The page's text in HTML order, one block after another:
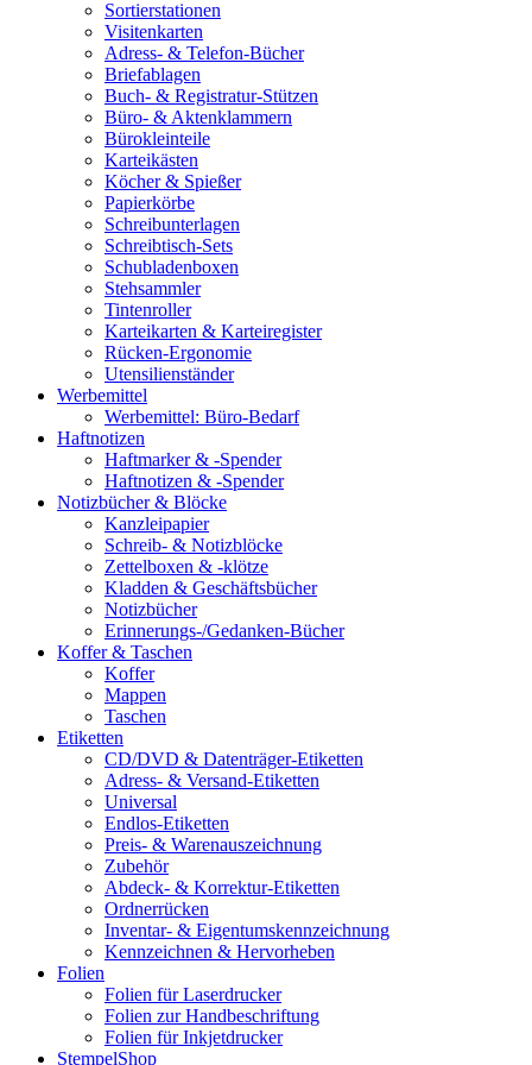
Sortierstationen
Visitenkarten
Adress- & Telefon-Bücher
Briefablagen
Buch- & Registratur-Stützen
Büro- & Aktenklammern
Bürokleinteile
Karteikästen
Köcher & Spießer
Papierkörbe
Schreibunterlagen
Schreibtisch-Sets
Schubladenboxen
Stehsammler
Tintenroller
Karteikarten & Karteiregister
Rücken-Ergonomie
Utensilienständer
Werbemittel
Werbemittel: Büro-Bedarf
Haftnotizen
Haftmarker & -Spender
Haftnotizen & -Spender
Notizbücher & Blöcke
Kanzleipapier
Schreib- & Notizblöcke
Zettelboxen & -klötze
Kladden & Geschäftsbücher
Notizbücher
Erinnerungs-/Gedanken-Bücher
Koffer & Taschen
Koffer
Mappen
Taschen
Etiketten
CD/DVD & Datenträger-Etiketten
Adress- & Versand-Etiketten
Universal
Endlos-Etiketten
Preis- & Warenauszeichnung
Zubehör
Abdeck- & Korrektur-Etiketten
Ordnerrücken
Inventar- & Eigentumskennzeichnung
Kennzeichnen & Hervorheben
Folien
Folien für Laserdrucker
Folien zur Handbeschriftung
Folien für Inkjetdrucker
StempelShop